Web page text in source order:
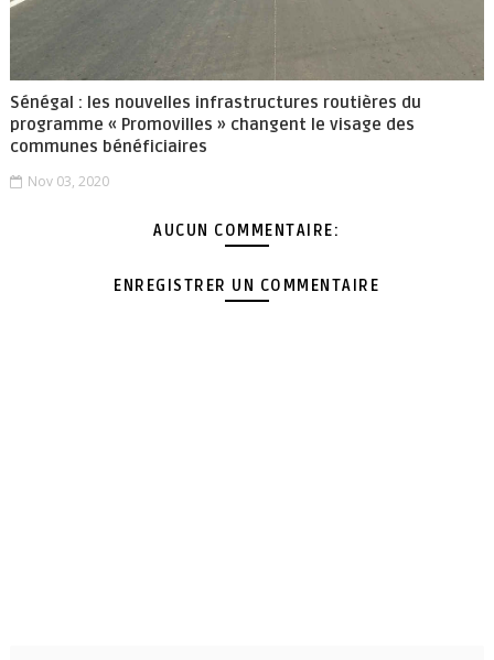
Sénégal : les nouvelles infrastructures routières du
programme « Promovilles » changent le visage des
communes bénéficiaires
Nov 03, 2020
AUCUN COMMENTAIRE:
ENREGISTRER UN COMMENTAIRE